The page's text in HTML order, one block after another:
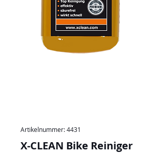
Artikelnummer: 4431
X-CLEAN Bike Reiniger